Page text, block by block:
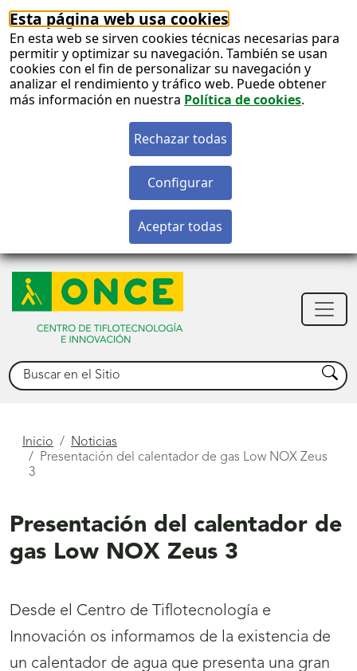
Esta página web usa cookies
En esta web se sirven cookies técnicas necesarias para
permitir y optimizar su navegación. También se usan
cookies con el fin de personalizar su navegación y
analizar el rendimiento y tráfico web. Puede obtener
más información en nuestra Política de cookies.
Buscar Buscar
Está
aquí
Inicio
Noticias
Presentación del calentador de gas Low NOX Zeus
3
Presentación del calentador de
gas Low NOX Zeus 3
Desde el Centro de Tiflotecnología e
Innovación os informamos de la existencia de
un calentador de agua que presenta una gran